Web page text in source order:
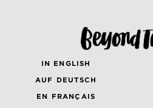
IN ENGLISH
AUF DEUTSCH
EN FRANÇAIS